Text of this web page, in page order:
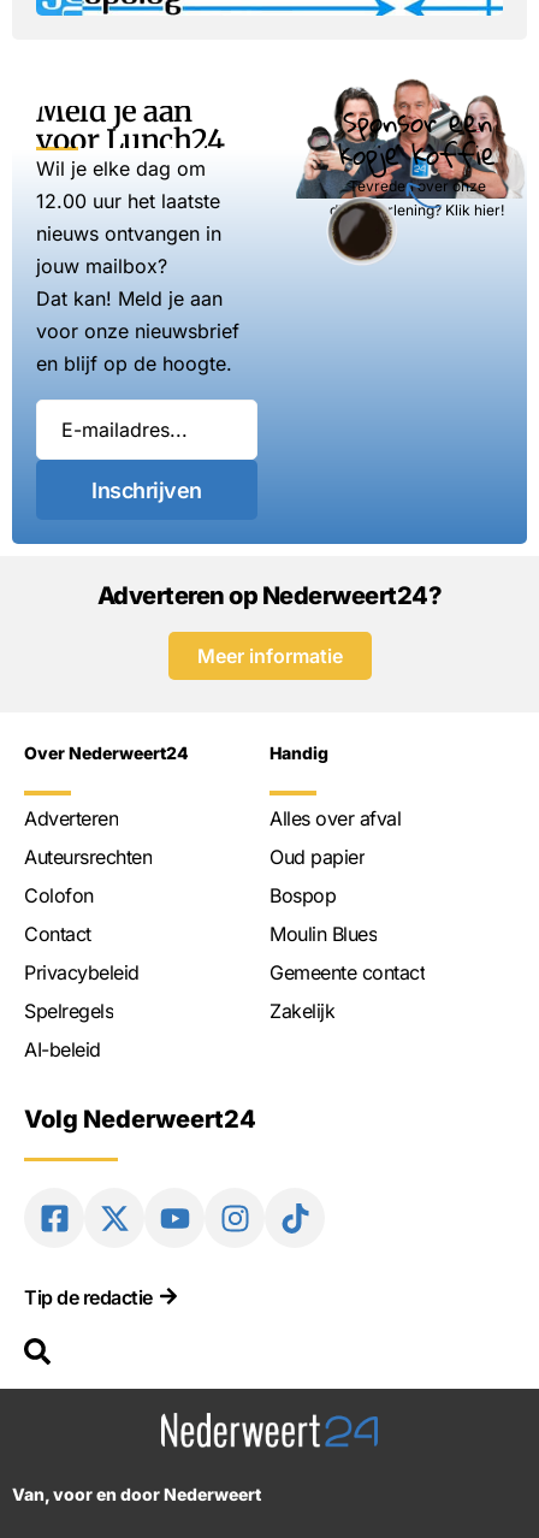
Meld je aan
voor Lunch24
Wil je elke dag om
12.00 uur het laatste
nieuws ontvangen in
jouw mailbox?
Dat kan! Meld je aan
voor onze nieuwsbrief
en blijf op de hoogte.
Inschrijven
Sponsor een
kopje koffie
Tevreden over onze
dienstverlening? Klik hier!
Adverteren op Nederweert24?
Meer informatie
Over Nederweert24
Adverteren
Auteursrechten
Colofon
Contact
Privacybeleid
Spelregels
AI-beleid
Handig
Alles over afval
Oud papier
Bospop
Moulin Blues
Gemeente contact
Zakelijk
Volg Nederweert24
Tip de redactie
Van, voor en door Nederweert